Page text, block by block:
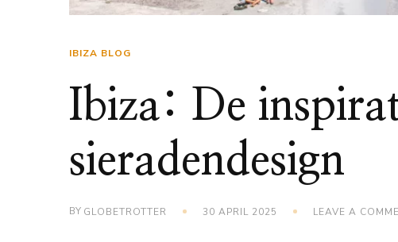
IBIZA BLOG
Ibiza: De
sieradendesign
BY GLOBETROTTER 30 APRIL 2025 LEAVE A